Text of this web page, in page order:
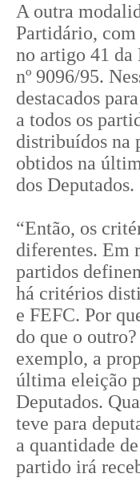
A outra
Partidário,
no artigo 41
nº 9096/95.
destacados
a todos os
distribuídos na
obtidos na
dos Deputados.
“Então, os
diferentes. Em
partidos
há critérios
e FEFC. Por
do que o
exemplo, a
última eleição
Deputados.
teve para
a quantidade
partido irá